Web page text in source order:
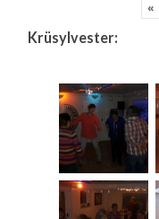
«
Krüsylvester: